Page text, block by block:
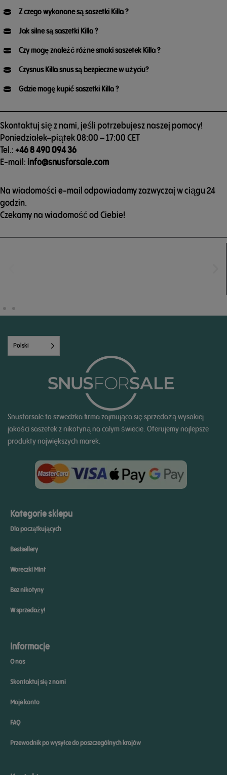
Z czego wykonane są saszetki Killa ?
Jak silne są saszetki Killa ?
Czy mogę znaleźć różne smaki saszetek Killa ?
Czysnus Killa snus są bezpieczne w użyciu?
Gdzie mogę kupić saszetki Killa ?
Skontaktuj się z nami, jeśli potrzebujesz naszej pomocy!
Poniedziałek–piątek 08:00 – 17:00 CET
Tel.:+46 8 490 094 36
E-mail:info@snusforsale.com
Na wiadomości e-mail odpowiadamy zazwyczaj w ciągu 24
godzin.
Czekamy na wiadomość od Ciebie!
Polski
Snusforsale to szwedzka firma zajmująca się sprzedażą wysokiej
jakości saszetek z nikotyną na całym świecie. Oferujemy najlepsze
produkty największych marek.
Kategorie sklepu
Dla początkujących
Bestsellery
Woreczki Mint
Bez nikotyny
W sprzedaży!
Informacje
O nas
Skontaktuj się z nami
Moje konto
FAQ
Przewodnik po wysyłce do poszczególnych krajów